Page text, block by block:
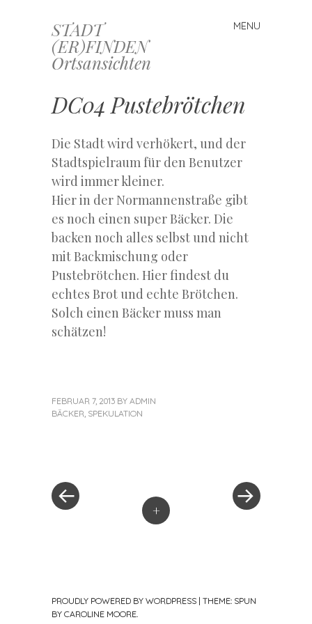
STADT
(ER)FINDEN
Ortsansichten
MENU
Skip
to
content
DC04 Pustebrötchen
Die Stadt wird verhökert, und der
Stadtspielraum für den Benutzer
wird immer kleiner.
Hier in der Normannenstraße gibt
es noch einen super Bäcker. Die
backen noch alles selbst und nicht
mit Backmischung oder
Pustebrötchen. Hier findest du
echtes Brot und echte Brötchen.
Solch einen Bäcker muss man
schätzen!
FEBRUAR 7, 2013 BY ADMIN
BÄCKER SPEKULATION
+
PROUDLY POWERED BY WORDPRESS | THEME: SPUN
BY CAROLINE MOORE